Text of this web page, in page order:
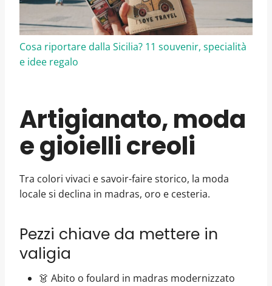
Cosa riportare dalla Sicilia? 11 souvenir, specialità
e idee regalo
Artigianato, moda
e gioielli creoli
Tra colori vivaci e savoir-faire storico, la moda
locale si declina in madras, oro e cesteria.
Pezzi chiave da mettere in
valigia
👗 Abito o foulard in madras modernizzato